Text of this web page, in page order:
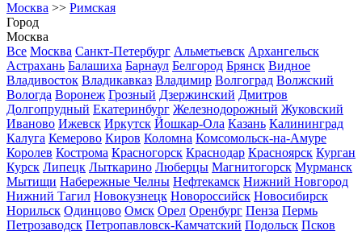
Москва >> Римская
Город
Москва
Все Москва Санкт-Петербург Альметьевск Архангельск
Астрахань Балашиха Барнаул Белгород Брянск Видное
Владивосток Владикавказ Владимир Волгоград Волжский
Вологда Воронеж Грозный Дзержинский Дмитров
Долгопрудный Екатеринбург Железнодорожный Жуковский
Иваново Ижевск Иркутск Йошкар-Ола Казань Калининград
Калуга Кемерово Киров Коломна Комсомольск-на-Амуре
Королев Кострома Красногорск Краснодар Красноярск Курган
Курск Липецк Лыткарино Люберцы Магнитогорск Мурманск
Мытищи Набережные Челны Нефтекамск Нижний Новгород
Нижний Тагил Новокузнецк Новороссийск Новосибирск
Норильск Одинцово Омск Орел Оренбург Пенза Пермь
Петрозаводск Петропавловск-Камчатский Подольск Псков